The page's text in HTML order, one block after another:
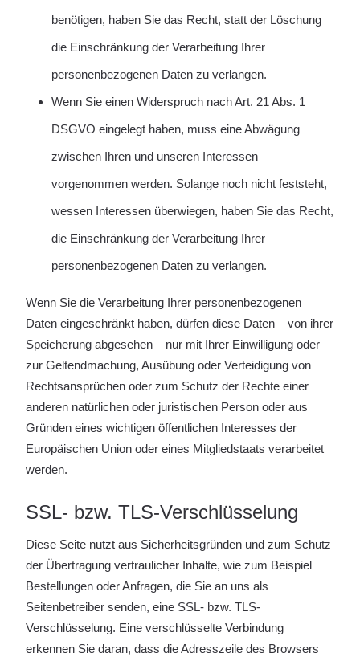
benötigen, haben Sie das Recht, statt der Löschung
die Einschränkung der Verarbeitung Ihrer
personenbezogenen Daten zu verlangen.
Wenn Sie einen Widerspruch nach Art. 21 Abs. 1
DSGVO eingelegt haben, muss eine Abwägung
zwischen Ihren und unseren Interessen
vorgenommen werden. Solange noch nicht feststeht,
wessen Interessen überwiegen, haben Sie das Recht,
die Einschränkung der Verarbeitung Ihrer
personenbezogenen Daten zu verlangen.
Wenn Sie die Verarbeitung Ihrer personenbezogenen
Daten eingeschränkt haben, dürfen diese Daten – von ihrer
Speicherung abgesehen – nur mit Ihrer Einwilligung oder
zur Geltendmachung, Ausübung oder Verteidigung von
Rechtsansprüchen oder zum Schutz der Rechte einer
anderen natürlichen oder juristischen Person oder aus
Gründen eines wichtigen öffentlichen Interesses der
Europäischen Union oder eines Mitgliedstaats verarbeitet
werden.
SSL- bzw. TLS-Verschlüsselung
Diese Seite nutzt aus Sicherheitsgründen und zum Schutz
der Übertragung vertraulicher Inhalte, wie zum Beispiel
Bestellungen oder Anfragen, die Sie an uns als
Seitenbetreiber senden, eine SSL- bzw. TLS-
Verschlüsselung. Eine verschlüsselte Verbindung
erkennen Sie daran, dass die Adresszeile des Browsers